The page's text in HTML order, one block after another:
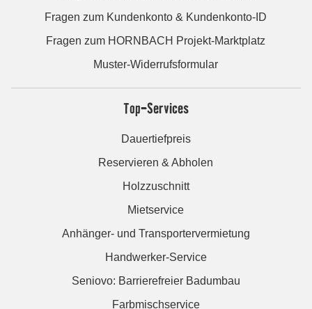
Fragen zum Kundenkonto & Kundenkonto-ID
Fragen zum HORNBACH Projekt-Marktplatz
Muster-Widerrufsformular
Top-Services
Dauertiefpreis
Reservieren & Abholen
Holzzuschnitt
Mietservice
Anhänger- und Transportervermietung
Handwerker-Service
Seniovo: Barrierefreier Badumbau
Farbmischservice